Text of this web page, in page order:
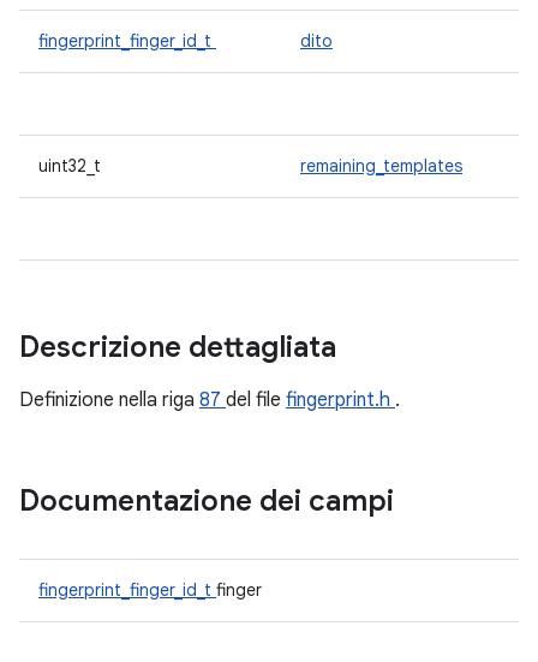
fingerprint_finger_id_t dito
uint32_t remaining_templates
Descrizione dettagliata
Definizione nella riga 87 del file fingerprint.h .
Documentazione dei campi
fingerprint_finger_id_t finger